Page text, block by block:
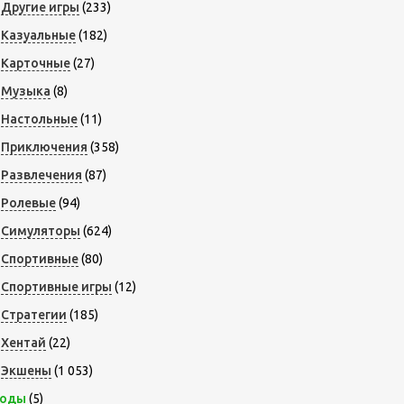
Другие игры (233)
Казуальные(182)
Карточные(27)
Музыка (8)
Настольные(11)
Приключения (358)
Развлечения (87)
Ролевые(94)
Симуляторы (624)
Спортивные(80)
Спортивные игры (12)
Стратегии (185)
Хентай (22)
Экшены (1 053)
(5)